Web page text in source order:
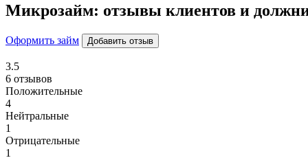
Микрозайм: отзывы клиентов и
Оформить займ Добавить отзыв
3.5
6 отзывов
Положительные
4
Нейтральные
1
Отрицательные
1